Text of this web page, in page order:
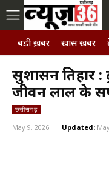
बड़ी ख़बर खास खबर
सुशासन तिहार :
जीवन लाल के
छत्तीसगढ़
May 9, 2026 Updated: